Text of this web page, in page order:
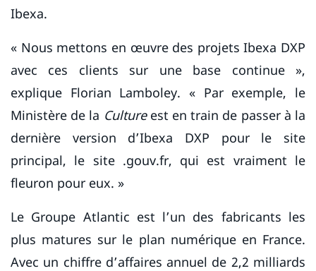
Ibexa.
« Nous mettons en œuvre des projets Ibexa DXP
avec ces clients sur une base continue »,
explique Florian Lamboley. « Par exemple, le
Ministère de la Cultureest en train de passer à la
dernière version d’Ibexa DXP pour le site
principal, le site .gouv.fr, qui est vraiment le
fleuron pour eux. »
Le Groupe Atlantic est l’un des fabricants les
plus matures sur le plan numérique en France.
Avec un chiffre d’affaires annuel de 2,2 milliards